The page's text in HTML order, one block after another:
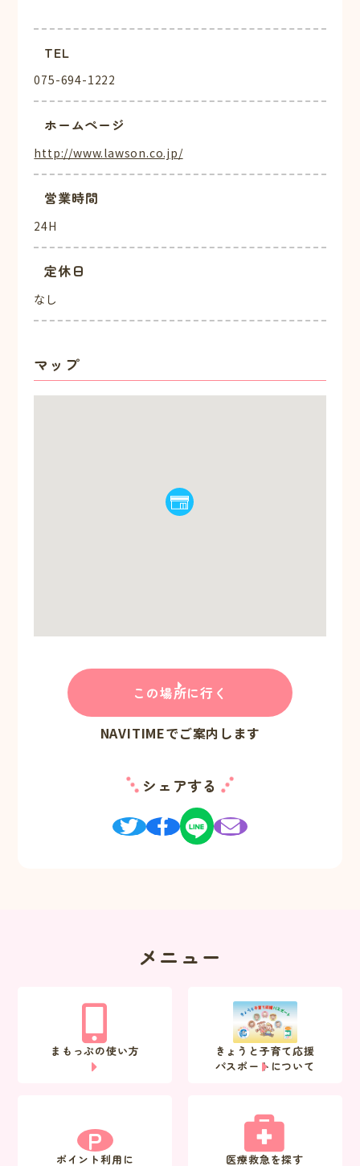
TEL
075-694-1222
ホームページ
http://www.lawson.co.jp/
営業時間
24H
定休日
なし
マップ
この場所に行く
NAVITIMEでご案内します
シェアする
メニュー
まもっぷの使い方
きょうと子育て応援
パスポートについて
P
ポイント利用に 医療救急を探す